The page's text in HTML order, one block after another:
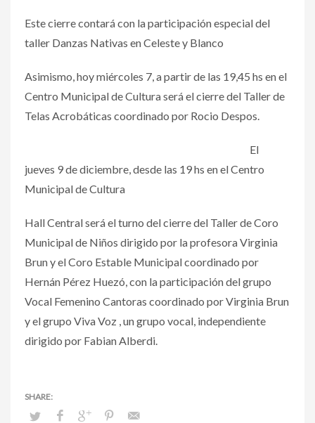
Este cierre contará con la participación especial del
taller Danzas Nativas en Celeste y Blanco
Asimismo, hoy miércoles 7, a partir de las 19,45 hs en el
Centro Municipal de Cultura será el cierre del Taller de
Telas Acrobáticas coordinado por Rocio Despos.
El
jueves 9 de diciembre, desde las 19 hs en el Centro
Municipal de Cultura
Hall Central será el turno del cierre del Taller de Coro
Municipal de Niños dirigido por la profesora Virginia
Brun y el Coro Estable Municipal coordinado por
Hernán Pérez Huezó, con la participación del grupo
Vocal Femenino Cantoras coordinado por Virginia Brun
y el grupo Viva Voz , un grupo vocal, independiente
dirigido por Fabian Alberdi.